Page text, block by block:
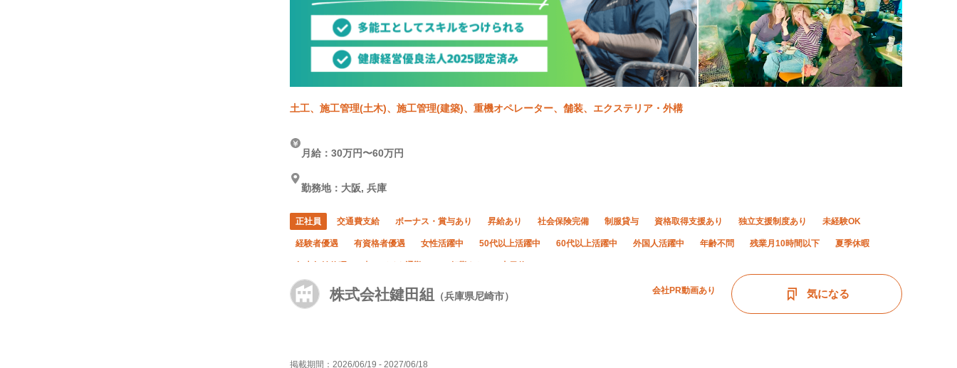
土工、施工管理(土木)、施工管理(建築)、重機オペレーター、舗装、エクステリア・外構
株式会社鍵田組 （兵庫県尼崎市） 会社PR動画あり
月給：30万円〜60万円
勤務地：大阪, 兵庫
正社員 交通費支給 ボーナス・賞与あり 昇給あり 社会保険完備 制服貸与 資格取得支援あり 独立支援制度あり 未経験OK
経験者優遇 有資格者優遇 女性活躍中 50代以上活躍中 60代以上活躍中 外国人活躍中 年齢不問 残業月10時間以下 夏季休暇
気になる
掲載期間： 2026/06/19 - 2027/06/18